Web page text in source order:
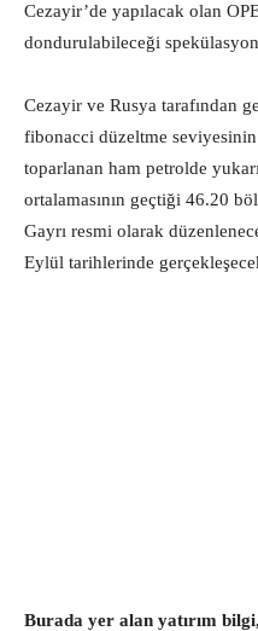
Cezayir’de yapılacak olan
dondurulabileceği
Cezayir ve Rusya tarafından
fibonacci düzeltme
toparlanan ham petrolde
ortalamasının geçtiği 46.20
Gayrı resmi olarak
Eylül tarihlerinde
Burada yer alan yatırım